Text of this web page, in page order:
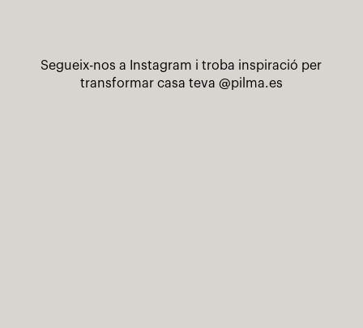
Segueix-nos a Instagram i troba inspiració per
transformar casa teva @pilma.es